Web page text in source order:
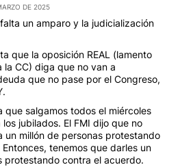
DE 2025
un amparo y la judicialización
que la oposición REAL (lamento
la CC) diga que no van a
que no pase por el Congreso,
que salgamos todos el miércoles
jubilados. El FMI dijo que no
un millón de personas protestando
tenemos que darles un
protestando contra el acuerdo.